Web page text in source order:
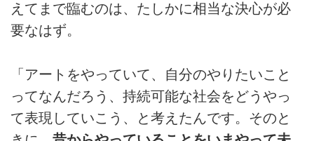
えてまで臨むのは、たしかに相当な決心が必
要なはず。
「アートをやっていて、自分のやりたいこと
ってなんだろう、持続可能な社会をどうやっ
て表現していこう、と考えたんです。そのと